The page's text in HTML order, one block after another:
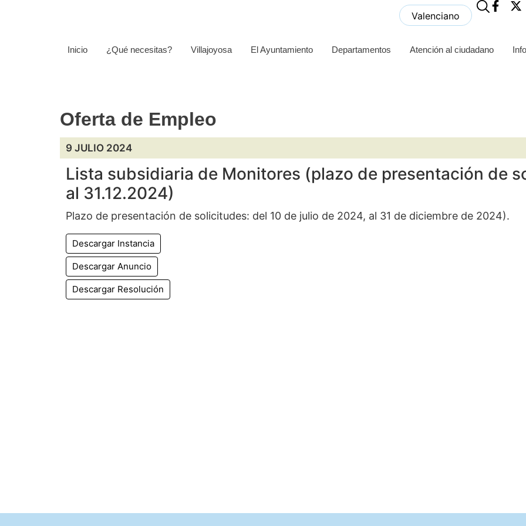
Valenciano
Inicio ¿Qué necesitas? Villajoyosa El Ayuntamiento Departamentos Atención al ciudadano
Oferta de Empleo
9 JULIO 2024
Lista subsidiaria de Monitores (plazo de presentación de
al 31.12.2024)
Plazo de presentación de solicitudes: del 10 de julio de 2024, al 31 de diciembre de 2024).
Descargar Instancia
Descargar Anuncio
Descargar Resolución